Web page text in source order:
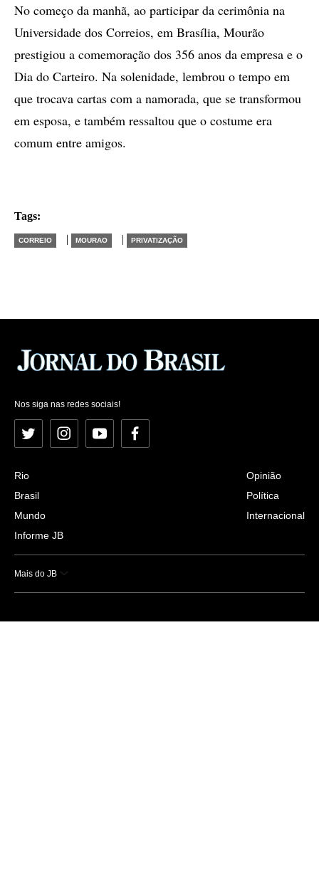
No começo da manhã, ao participar da cerimônia na
Universidade dos Correios, em Brasília, Mourão
prestigiou a comemoração dos 356 anos da empresa e o
Dia do Carteiro. Na solenidade, lembrou o tempo em
que trocava cartas com a namorada, que se transformou
em esposa, e também ressaltou que o costume era
comum entre amigos.
Tags:
CORREIO | MOURAO | PRIVATIZAÇÃO
Nos siga nas redes sociais!
Twitter InstagramYouTubeFacebook
Rio
Brasil
Mundo
Informe JB
Opinião
Política
Internacional
Mais do JB
Esportes